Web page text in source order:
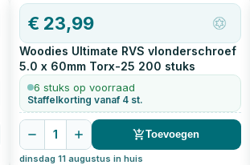
€ 23,99
Woodies Ultimate RVS vlonderschroef
5.0 x 60mm Torx-25 200 stuks
6 stuks op voorraad
Staffelkorting vanaf 4 st.
1 Toevoegen
dinsdag 11 augustus in huis